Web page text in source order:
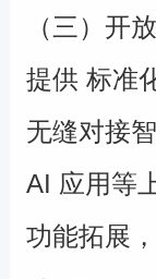
（三）开
提供 标准
无缝对接
AI 应用等
功能拓展